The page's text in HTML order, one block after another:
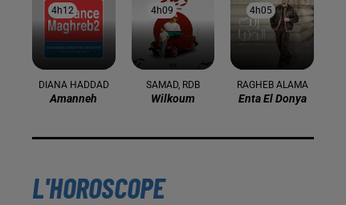
4h12
4h12
DIANA HADDAD
Amanneh
4h09
4h09
SAMAD, RDB
Wilkoum
4h05
4h05
RAGHEB ALAMA
Enta El Donya
L'HOROSCOPE